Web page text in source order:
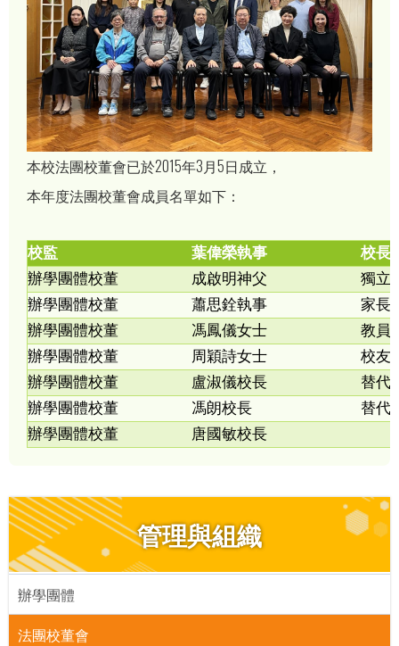
本校法團校董會已於2015年3月5日成立，
本年度法團校董會成員名單如下：
校監 葉偉榮執事
校長
辦學團體校董
成啟明神父
獨立
辦學團體校董
蕭思銓執事
家長
辦學團體校董
馮鳳儀女士
教員
辦學團體校董
周穎詩女士
校友
辦學團體校董
盧淑儀校長
替代
辦學團體校董
馮朗校長
替代
辦學團體校董
唐國敏校長
管理與組織
辦學團體
法團校董會